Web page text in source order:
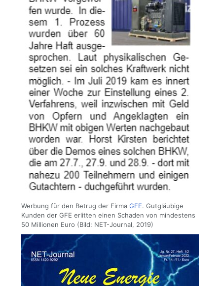
Werbung für den Betrug der Firma GFE. Gutgläubige
Kunden der GFE erlitten einen Schaden von mindestens
50 Millionen Euro (Bild: NET-Journal, 2019)